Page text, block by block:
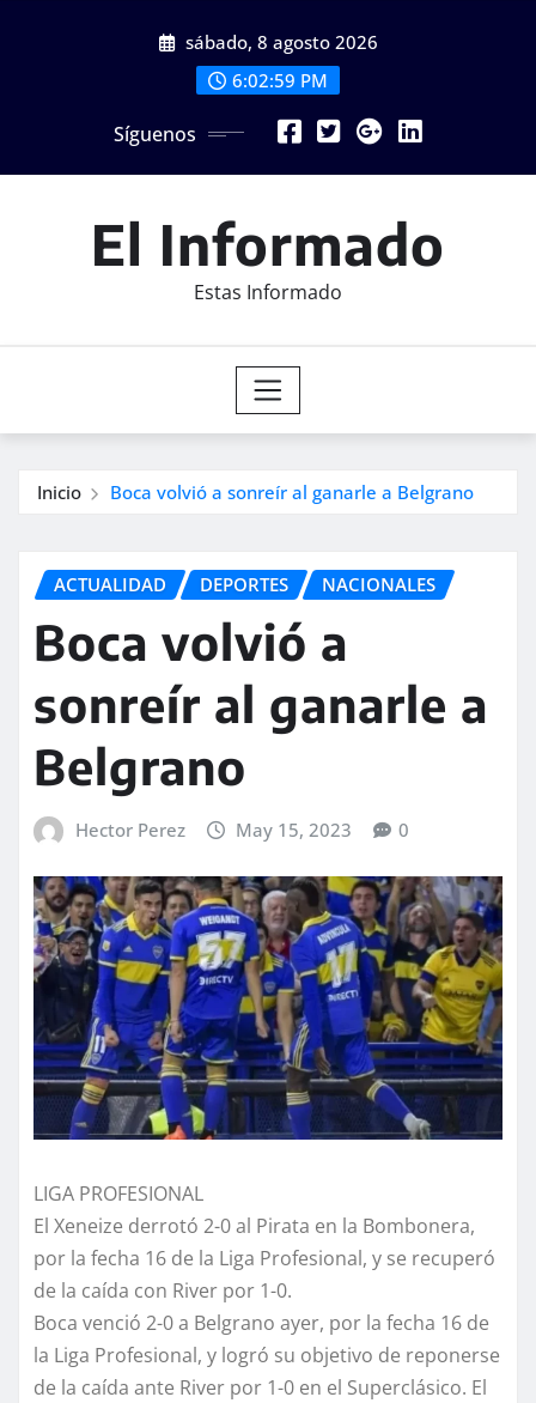
sábado, 8 agosto 2026
6:03:01 PM
Síguenos
El Informado
Estas Informado
Inicio Boca volvió a sonreír al ganarle a Belgrano
ACTUALIDAD DEPORTES NACIONALES
Boca volvió a
sonreír al ganarle a
Belgrano
Hector Perez May 15, 2023 0
LIGA PROFESIONAL
El Xeneize derrotó 2-0 al Pirata en la Bombonera,
por la fecha 16 de la Liga Profesional, y se recuperó
de la caída con River por 1-0.
Boca venció 2-0 a Belgrano ayer, por la fecha 16 de
la Liga Profesional, y logró su objetivo de reponerse
de la caída ante River por 1-0 en el Superclásico. El